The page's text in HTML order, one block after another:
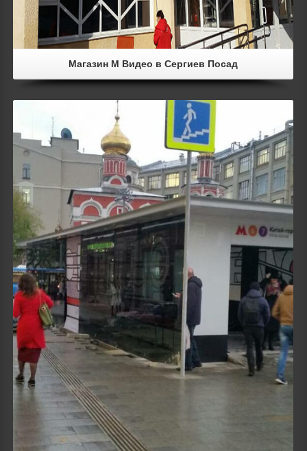
Магазин М Видео в Сергиев Посад
Details